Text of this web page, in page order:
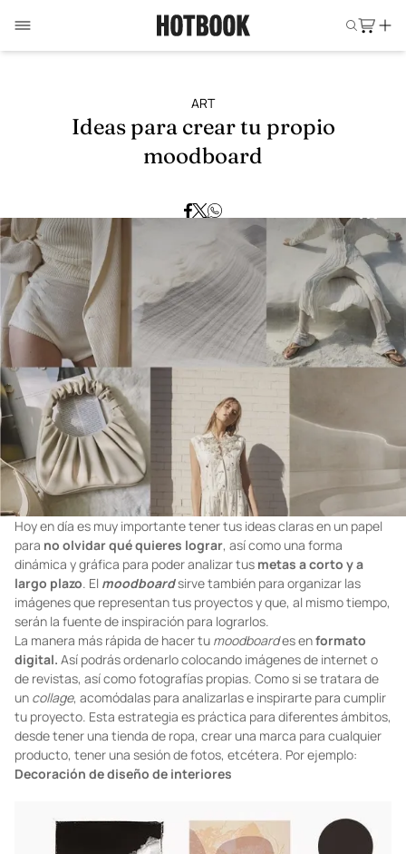
ART
Ideas para crear tu propio
moodboard
Hoy en día es muy importante tener tus ideas claras en un papel
para no olvidar qué quieres lograr, así como una forma
dinámica y gráfica para poder analizar tus metas a corto y a
largo plazo. El moodboardsirve también para organizar las
imágenes que representan tus proyectos y que, al mismo tiempo,
serán la fuente de inspiración para lograrlos.
La manera más rápida de hacer tu moodboardes enformato
digital. Así podrás ordenarlo colocando imágenes de internet o
de revistas, así como fotografías propias. Como si se tratara de
un collage, acomódalas para analizarlas e inspirarte para cumplir
tu proyecto. Esta estrategia es práctica para diferentes ámbitos,
desde tener una tienda de ropa, crear una marca para cualquier
producto, tener una sesión de fotos, etcétera. Por ejemplo:
Decoración de diseño de interiores